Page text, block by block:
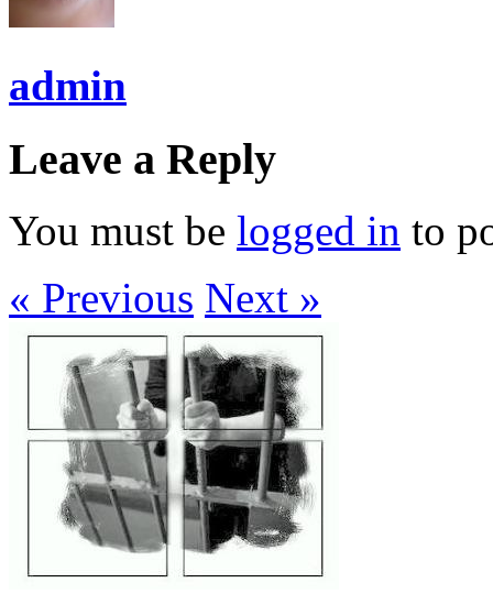
admin
Leave a Reply
You must be logged in to
« Previous Next »